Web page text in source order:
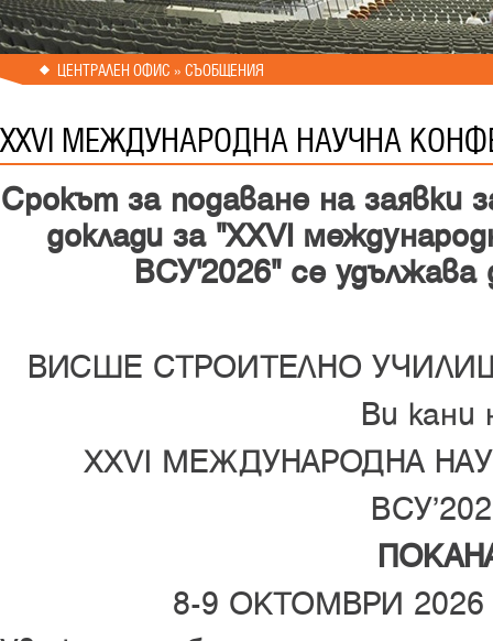
ЦЕНТРАЛЕН ОФИС » СЪОБЩЕНИЯ
XXVI МЕЖДУНАРОДНА НАУЧНА
Срокът за подаване на заявки
доклади за "ХХVI
ВСУ'2026" се удължава
ВИСШЕ СТРОИТЕЛНО
Ви кани
XXVI МЕЖДУНАРОДНА
8-9 ОКТОМВРИ